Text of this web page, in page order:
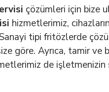
çözümleri için bize
hizmetlerimiz,
tipi fritözlerde
göre. Ayrıca, tamir ve
de işletmenizin